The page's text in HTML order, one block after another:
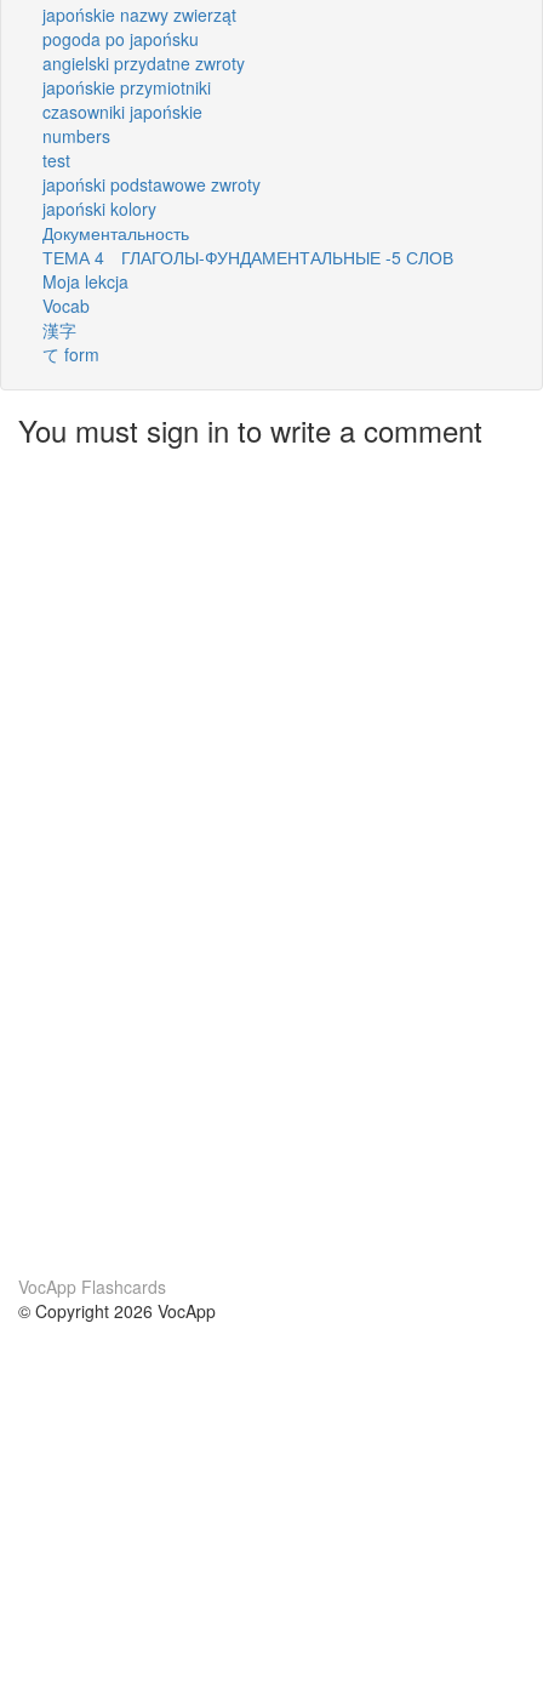
japońskie nazwy zwierząt
pogoda po japońsku
angielski przydatne zwroty
japońskie przymiotniki
czasowniki japońskie
numbers
test
japoński podstawowe zwroty
japoński kolory
Документальность
ТЕМА 4 ГЛАГОЛЫ-ФУНДАМЕНТАЛЬНЫЕ -5 СЛОВ
Moja lekcja
Vocab
漢字
て form
You must sign in to write a comment
VocApp Flashcards
© Copyright 2026 VocApp